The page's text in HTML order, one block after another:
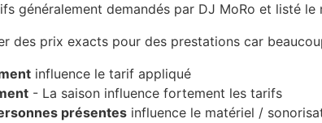
généralement demandés par DJ MoRo et listé
des prix exacts pour des prestations car
influence le tarif appliqué
- La saison influence fortement les tarifs
présentes influence le matériel /